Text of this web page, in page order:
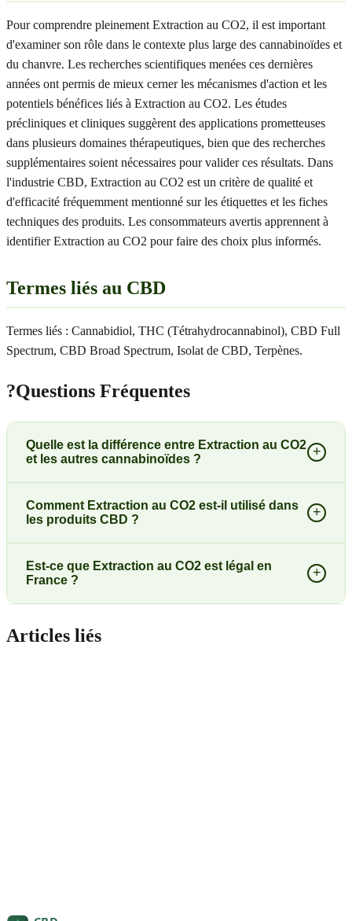
Pour comprendre pleinement Extraction au CO2, il est important
d'examiner son rôle dans le contexte plus large des cannabinoïdes et
du chanvre. Les recherches scientifiques menées ces dernières
années ont permis de mieux cerner les mécanismes d'action et les
potentiels bénéfices liés à Extraction au CO2. Les études
précliniques et cliniques suggèrent des applications prometteuses
dans plusieurs domaines thérapeutiques, bien que des recherches
supplémentaires soient nécessaires pour valider ces résultats. Dans
l'industrie CBD, Extraction au CO2 est un critère de qualité et
d'efficacité fréquemment mentionné sur les étiquettes et les fiches
techniques des produits. Les consommateurs avertis apprennent à
identifier Extraction au CO2 pour faire des choix plus informés.
Termes liés au CBD
Termes liés : Cannabidiol, THC (Tétrahydrocannabinol), CBD Full
Spectrum, CBD Broad Spectrum, Isolat de CBD, Terpènes.
?Questions Fréquentes
Quelle est la différence entre Extraction au CO2
et les autres cannabinoïdes ?
+
Comment Extraction au CO2 est-il utilisé dans
les produits CBD ?
+
Est-ce que Extraction au CO2 est légal en
France ?
+
Articles liés